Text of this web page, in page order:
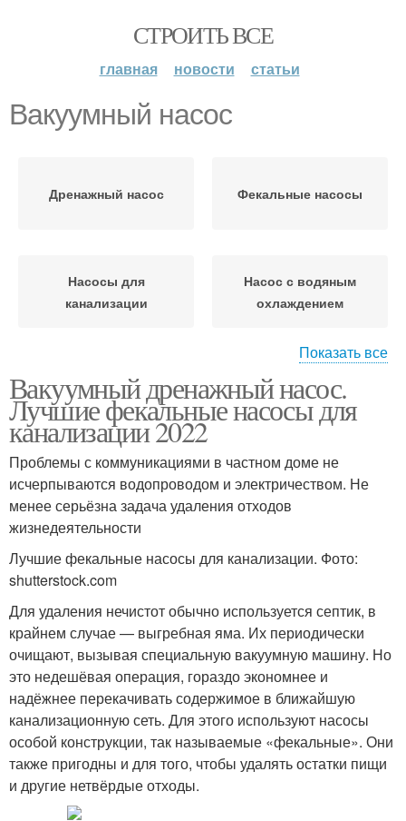
СТРОИТЬ ВСЕ
главная новости статьи
Вакуумный насос
Дренажный насос Фекальные насосы
Насосы для
канализации
Насос с водяным
охлаждением
Насос для воды
Показать все
Вакуумный дренажный насос.
Лучшие фекальные насосы для
канализации 2022
Проблемы с коммуникациями в частном доме не
исчерпываются водопроводом и электричеством. Не
менее серьёзна задача удаления отходов
жизнедеятельности
Лучшие фекальные насосы для канализации. Фото:
shutterstock.com
Для удаления нечистот обычно используется септик, в
крайнем случае — выгребная яма. Их периодически
очищают, вызывая специальную вакуумную машину. Но
это недешёвая операция, гораздо экономнее и
надёжнее перекачивать содержимое в ближайшую
канализационную сеть. Для этого используют насосы
особой конструкции, так называемые «фекальные». Они
также пригодны и для того, чтобы удалять остатки пищи
и другие нетвёрдые отходы.